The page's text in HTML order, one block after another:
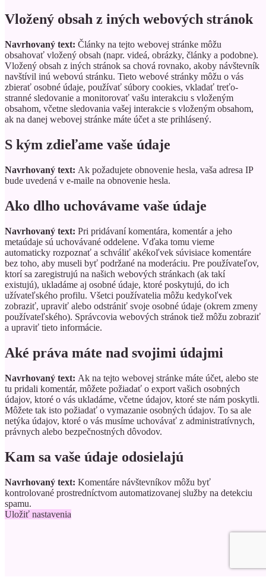
Vložený obsah z iných webových stránok
Navrhovaný text: Články na tejto webovej stránke môžu
obsahovať vložený obsah (napr. videá, obrázky, články a podobne).
Vložený obsah z iných stránok sa chová rovnako, akoby návštevník
navštívil inú webovú stránku. Tieto webové stránky môžu o vás
zbierať osobné údaje, používať súbory cookies, vkladať treťo-
stranné sledovanie a monitorovať vašu interakciu s vloženým
obsahom, včetne sledovania vašej interakcie s vloženým obsahom,
ak na danej webovej stránke máte účet a ste prihlásený.
S kým zdieľame vaše údaje
Navrhovaný text: Ak požadujete obnovenie hesla, vaša adresa IP
bude uvedená v e-maile na obnovenie hesla.
Ako dlho uchovávame vaše údaje
Navrhovaný text: Pri pridávaní komentára, komentár a jeho
metaúdaje sú uchovávané oddelene. Vďaka tomu vieme
automaticky rozpoznať a schváliť akékoľvek súvisiace komentáre
bez toho, aby museli byť podržané na moderáciu. Pre používateľov,
ktorí sa zaregistrujú na našich webových stránkach (ak takí
existujú), ukladáme aj osobné údaje, ktoré poskytujú, do ich
užívateľského profilu. Všetci používatelia môžu kedykoľvek
zobraziť, upraviť alebo odstrániť svoje osobné údaje (okrem zmeny
používateľského). Správcovia webových stránok tiež môžu zobraziť
a upraviť tieto informácie.
Aké práva máte nad svojimi údajmi
Navrhovaný text: Ak na tejto webovej stránke máte účet, alebo ste
tu pridali komentár, môžete požiadať o export vašich osobných
údajov, ktoré o vás ukladáme, včetne údajov, ktoré ste nám poskytli.
Môžete tak isto požiadať o vymazanie osobných údajov. To sa ale
netýka údajov, ktoré o vás musíme uchovávať z administratívnych,
právnych alebo bezpečnostných dôvodov.
Kam sa vaše údaje odosielajú
Navrhovaný text: Komentáre návštevníkov môžu byť
kontrolované prostredníctvom automatizovanej služby na detekciu
spamu.
Uložiť nastavenia